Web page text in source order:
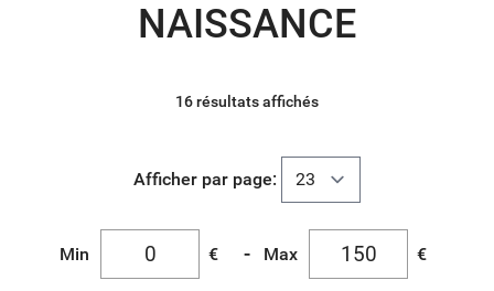
NAISSANCE
16 résultats affichés
Afficher par page:
Min € - Max €